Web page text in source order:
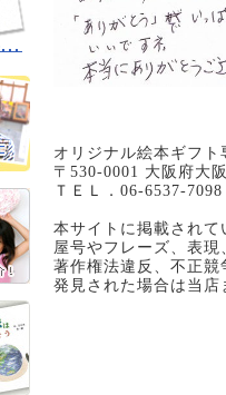
オリジナル絵本ギフ
〒530-0001 大阪府大
ＴＥＬ．06-6537-
本サイトに掲載され
屋号やフレーズ、表
著作権法違反、不正
発見された場合は当